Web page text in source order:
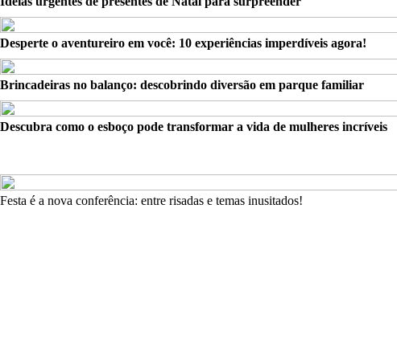
Desperte o aventureiro em você: 10 experiências imperdíveis agora!
Brincadeiras no balanço: descobrindo diversão em parque familiar
Descubra como o esboço pode transformar a vida de mulheres incríveis
Festa é a nova conferência: entre risadas e temas inusitados!